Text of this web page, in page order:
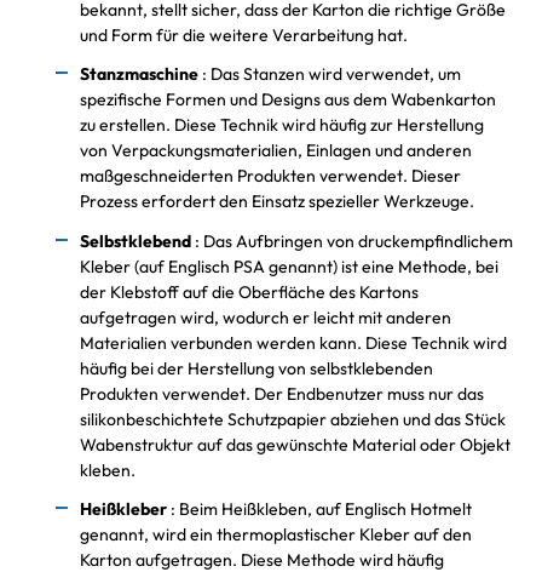
bekannt, stellt sicher, dass der Karton die richtige Größe
und Form für die weitere Verarbeitung hat.
Stanzmaschine : Das Stanzen wird verwendet, um
spezifische Formen und Designs aus dem Wabenkarton
zu erstellen. Diese Technik wird häufig zur Herstellung
von Verpackungsmaterialien, Einlagen und anderen
maßgeschneiderten Produkten verwendet. Dieser
Prozess erfordert den Einsatz spezieller Werkzeuge.
Selbstklebend : Das Aufbringen von druckempfindlichem
Kleber (auf Englisch PSA genannt) ist eine Methode, bei
der Klebstoff auf die Oberfläche des Kartons
aufgetragen wird, wodurch er leicht mit anderen
Materialien verbunden werden kann. Diese Technik wird
häufig bei der Herstellung von selbstklebenden
Produkten verwendet. Der Endbenutzer muss nur das
silikonbeschichtete Schutzpapier abziehen und das Stück
Wabenstruktur auf das gewünschte Material oder Objekt
kleben.
Heißkleber : Beim Heißkleben, auf Englisch Hotmelt
genannt, wird ein thermoplastischer Kleber auf den
Karton aufgetragen. Diese Methode wird häufig